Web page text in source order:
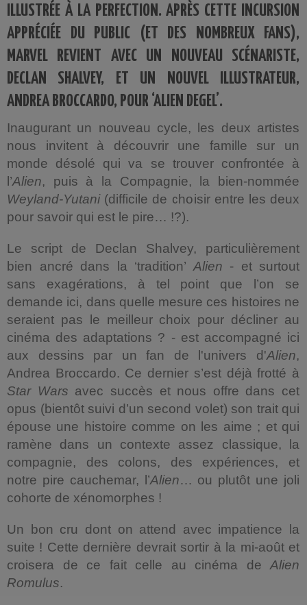
ILLUSTRÉE À LA PERFECTION. APRÈS CETTE INCURSION
APPRÉCIÉE DU PUBLIC (ET DES NOMBREUX FANS),
MARVEL REVIENT AVEC UN NOUVEAU SCÉNARISTE,
DECLAN SHALVEY, ET UN NOUVEL ILLUSTRATEUR,
ANDREA BROCCARDO, POUR ‘ALIEN DEGEL’.
Inaugurant un nouveau cycle, les deux artistes
nous invitent à découvrir une famille sur un
monde désolé qui va se trouver confrontée à
l’Alien, puis à la Compagnie, la bien-nommée
Weyland-Yutani(difficile de choisir entre les deux
pour savoir qui est le pire… !?).
Le script de Declan Shalvey, particulièrement
bien ancré dans la ‘tradition’ Alien - et surtout
sans exagérations, à tel point que l’on se
demande ici, dans quelle mesure ces histoires ne
seraient pas le meilleur choix pour décliner au
cinéma des adaptations ? - est accompagné ici
aux dessins par un fan de l'univers d'Alien,
Andrea Broccardo. Ce dernier s’est déjà frotté à
Star Wars avec succès et nous offre dans cet
opus (bientôt suivi d’un second volet) son trait qui
épouse une histoire comme on les aime ; et qui
ramène dans un contexte assez classique, la
compagnie, des colons, des expériences, et
notre pire cauchemar, l’Alien… ou plutôt une joli
cohorte de xénomorphes !
Un bon cru dont on attend avec impatience la
suite ! Cette dernière devrait sortir à la mi-août et
croisera de ce fait celle au cinéma de Alien
Romulus.